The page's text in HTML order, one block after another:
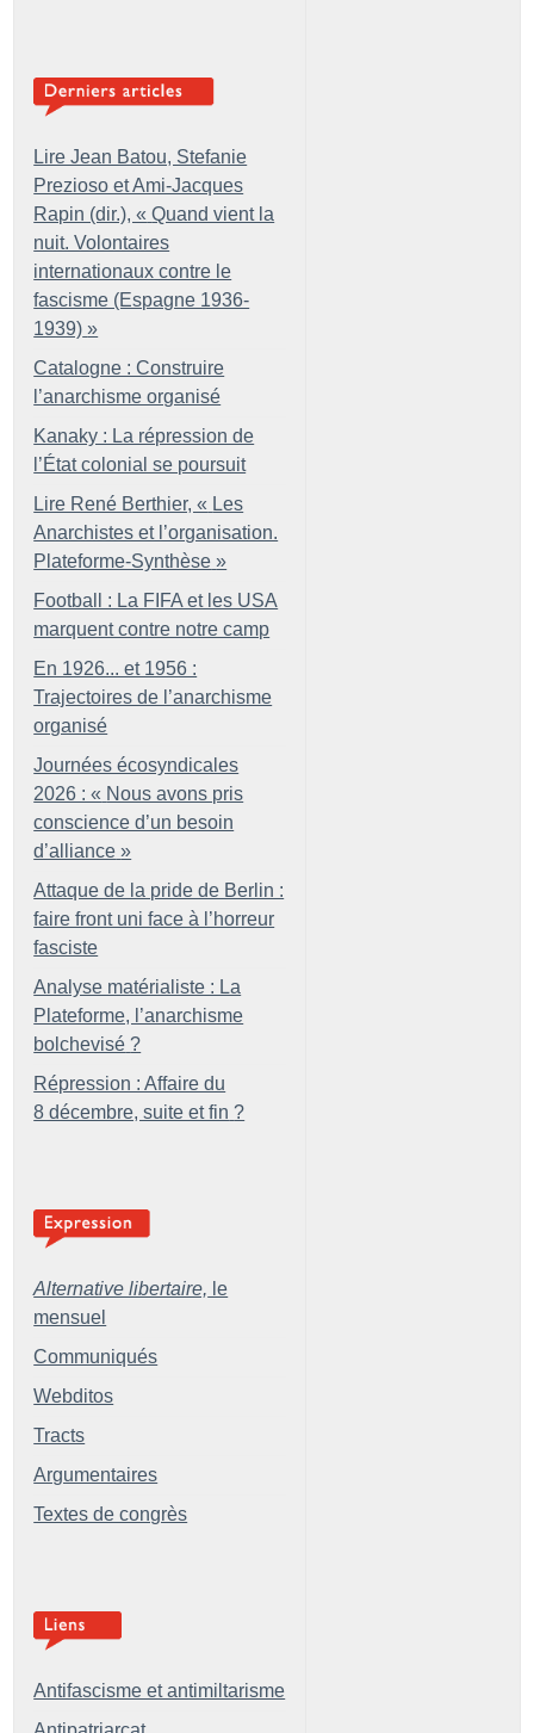
Lire Jean Batou, Stefanie
Prezioso et Ami-Jacques
Rapin (dir.), « Quand vient la
nuit. Volontaires
internationaux contre le
fascisme (Espagne 1936-
1939) »
Catalogne : Construire
l’anarchisme organisé
Kanaky : La répression de
l’État colonial se poursuit
Lire René Berthier, « Les
Anarchistes et l’organisation.
Plateforme-Synthèse »
Football : La FIFA et les USA
marquent contre notre camp
En 1926... et 1956 :
Trajectoires de l’anarchisme
organisé
Journées écosyndicales
2026 : « Nous avons pris
conscience d’un besoin
d’alliance »
Attaque de la pride de Berlin :
faire front uni face à l’horreur
fasciste
Analyse matérialiste : La
Plateforme, l’anarchisme
bolchevisé ?
Répression : Affaire du
8 décembre, suite et fin ?
Alternative libertaire, le
mensuel
Communiqués
Webditos
Tracts
Argumentaires
Textes de congrès
Antifascisme et antimiltarisme